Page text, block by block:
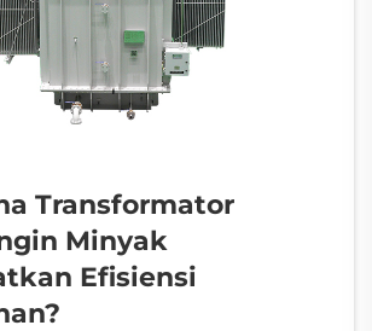
Transformator
Minyak
Efisiensi